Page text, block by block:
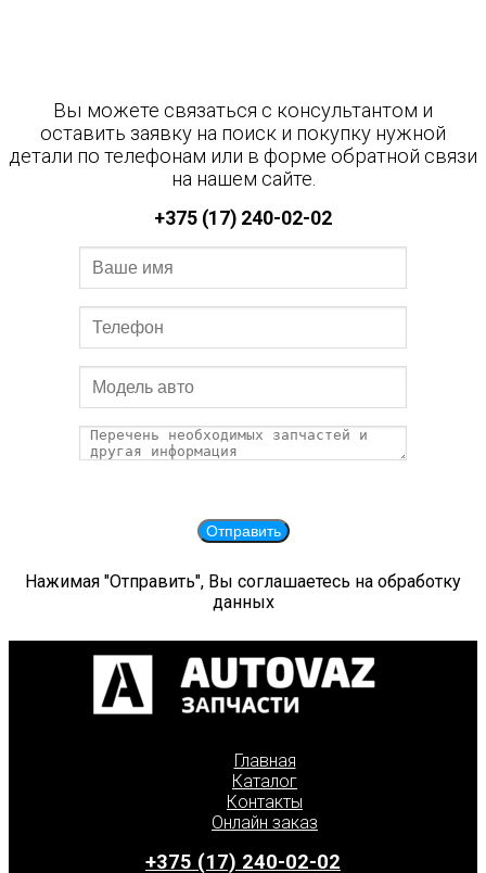
Вы можете связаться с консультантом и
оставить заявку на поиск и покупку нужной
детали по телефонам или в форме обратной связи
на нашем сайте.
+375 (17) 240-02-02
Нажимая "Отправить", Вы соглашаетесь на обработку
данных
Главная
Каталог
Контакты
Онлайн заказ
+375 (17) 240-02-02